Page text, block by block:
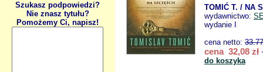
Szukasz podpowiedzi?
Nie znasz tytułu?
Pomożemy Ci, napisz!
TOMIĆ T. / NA
wydawnictwo:
wydanie I
cena netto: 33.77
cena 32,08 zł
do koszyka